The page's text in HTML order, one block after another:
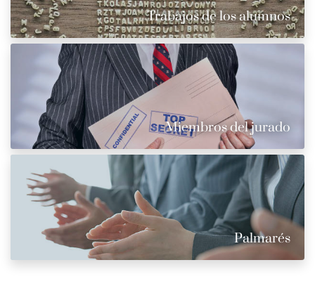
Trabajos de los alumnos
Miembros del jurado
Palmarés